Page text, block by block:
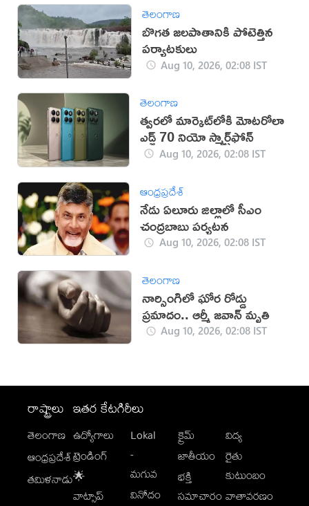
తెలంగాణ
బొగత జలపాతానికి పోటెత్తిన
పర్యాటకులు
Aug 10, 2026, 02:08 IST
తెలంగాణ
త్వరలో మార్కెట్‌లోకి మోటరోలా
ఎడ్జ్ 70 నియో స్మార్ట్‌ఫోన్
Aug 10, 2026, 02:08 IST
ఆంధ్రప్రదేశ్
నేడు ఏలూరు జిల్లాలో సీఎం
చంద్రబాబు పర్యటన
Aug 10, 2026, 02:08 IST
తెలంగాణ
నార్సింగిలో ఘోర రోడ్డు
ప్రమాదం.. ఆర్మీ జవాన్ మృతి
Aug 10, 2026, 02:08 IST
రాష్ట్రాలు
తెలంగాణ
ఆంధ్రప్రదేశ్
తమిళనాడు
ఇతర కేటగిరీలు
ఉద్యోగాలు
ట్రెండింగ్
🌟
వాట్సాప్
Lokal
-
మగువ
వినోదం
క్రైమ్
జాతీయం
భక్తి
సమాచారం
విద్య
రైతు
కుటుంబం
వాతావరణం